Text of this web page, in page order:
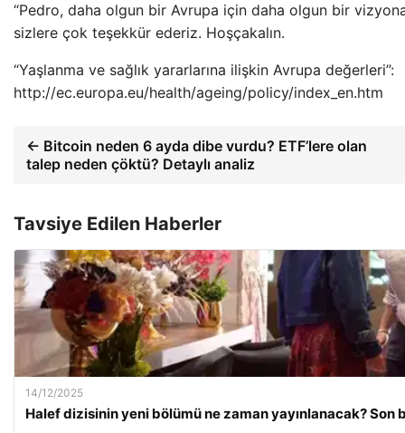
“Pedro, daha olgun bir Avrupa için daha olgun bir
sizlere çok teşekkür ederiz. Hoşçakalın.
“Yaşlanma ve sağlık yararlarına ilişkin Avrupa değerleri”:
http://ec.europa.eu/health/ageing/policy/index_en.htm
← Bitcoin neden 6 ayda dibe vurdu? ETF’lere olan
talep neden çöktü? Detaylı analiz
Tavsiye Edilen Haberler
14/12/2025
Halef dizisinin yeni bölümü ne zaman yayınlanacak? Son